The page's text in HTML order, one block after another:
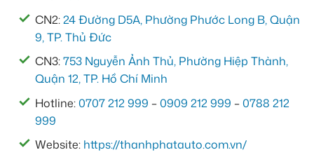
CN2:24 Đường D5A, Phường Phước Long B, Quận
9, TP. Thủ Đức
CN3:753 Nguyễn Ảnh Thủ, Phường Hiệp Thành,
Quận 12, TP. Hồ Chí Minh
Hotline:0707 212 999 –0909 212 999 –0788 212
999
Website: https://thanhphatauto.com.vn/